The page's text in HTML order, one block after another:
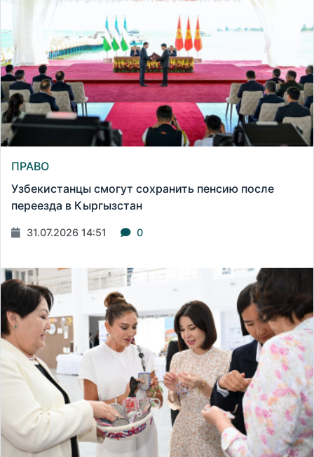
ПРАВО
Узбекистанцы смогут сохранить пенсию после
переезда в Кыргызстан
31.07.2026 14:51 0